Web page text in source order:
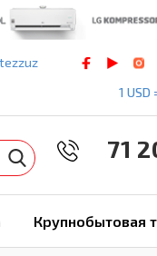
1 USD
71
Крупнобытовая